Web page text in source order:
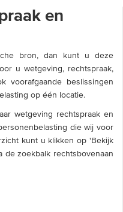
en
bron, dan kunt u deze
u wetgeving, rechtspraak,
voorafgaande beslissingen
op één locatie.
wetgeving rechtspraak en
die wij voor
kunt u klikken op 'Bekijk
zoekbalk rechtsbovenaan